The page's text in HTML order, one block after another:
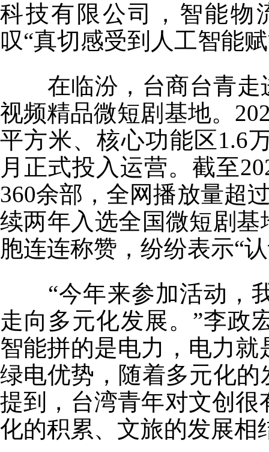
科技有限公司，智能物
叹“真切感受到人工智能
在临汾，台商台青走
视频精品微短剧基地。
平方米、核心功能区1.6
月正式投入运营。截至
360余部，全网播放量超
续两年入选全国微短剧基
胞连连称赞，纷纷表示“
“今年来参加活动，我
走向多元化发展。”李政
智能拼的是电力，电力
绿电优势，随着多元化
提到，台湾青年对文创
化的积累、文旅的发展相